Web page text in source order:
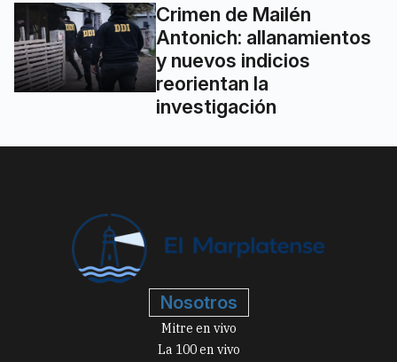
Crimen de Mailén
Antonich: allanamientos
y nuevos indicios
reorientan la
investigación
Nosotros
Mitre en vivo
La 100 en vivo